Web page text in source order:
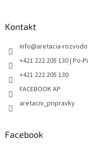
Kontakt
info@aretacia-
+421 222 205 130 | Po-
+421 222 205 130
FACEBOOK AP
aretacni_pripravky
Facebook